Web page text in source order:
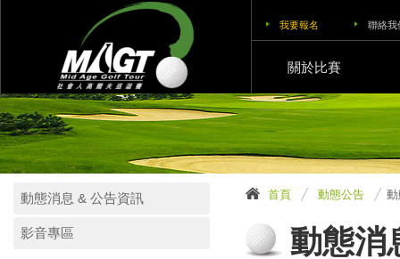
我要報名 聯絡我
關於比賽
動態消息 & 公告資訊
影音專區
首頁 動態公告
動態消